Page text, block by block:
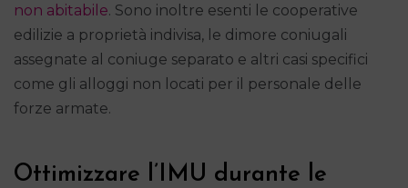
non abitabile. Sono inoltre esenti le cooperative
edilizie a proprietà indivisa, le dimore coniugali
assegnate al coniuge separato e altri casi specifici
come gli alloggi non locati per il personale delle
forze armate.
Ottimizzare l’IMU durante le